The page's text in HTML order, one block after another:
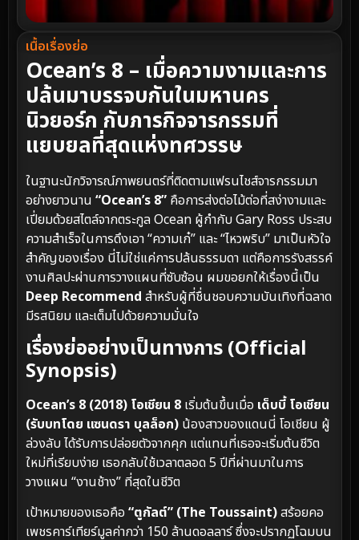
เนื้อเรื่องย่อ
Ocean’s 8 – เมื่อความงามและการ
ปล้นมาบรรจบกันในมหานคร
นิวยอร์ก กับภารกิจจารกรรมที่
แยบยลที่สุดแห่งทศวรรษ
ในฐานะนักวิจารณ์ภาพยนตร์ที่ติดตามแฟรนไชส์จารกรรมมา
อย่างยาวนาน “Ocean’s 8” คือการส่งต่อไม้ต่อที่สง่างามและ
เปี่ยมด้วยสไตล์จากตระกูล Ocean ผู้กำกับ Gary Ross ประสบ
ความสำเร็จในการดึงเอา “ความเก๋” และ “ไหวพริบ” มาเป็นหัวใจ
สำคัญของเรื่อง นี่ไม่ใช่แค่การปล้นธรรมดา แต่คือการรังสรรค์
งานศิลปะผ่านการวางแผนที่ซับซ้อน ผมขอยกให้เรื่องนี้เป็น
Deep Recommend สำหรับผู้ที่ชื่นชอบความบันเทิงที่ฉลาด
มีรสนิยม และเต็มไปด้วยความมั่นใจ
เรื่องย่ออย่างเป็นทางการ (Official
Synopsis)
Ocean’s 8 (2018) โอเชียน 8 เริ่มต้นขึ้นเมื่อ เด็บบี้ โอเชียน
(รับบทโดย แซนดรา บุลล็อก) น้องสาวของแดนนี่ โอเชียน ผู้
ล่วงลับ ได้รับการปล่อยตัวจากคุก แต่แทนที่เธอจะเริ่มต้นชีวิต
ใหม่ที่เรียบง่าย เธอกลับใช้เวลาตลอด 5 ปีที่ผ่านมาในการ
วางแผน “งานช้าง” ที่สุดในชีวิต
เป้าหมายของเธอคือ “ตูกัลต์” (The Toussaint)สร้อยคอ
เพชรคาร์เทียร์มูลค่ากว่า 150 ล้านดอลลาร์ ซึ่งจะปรากฏโฉมบน